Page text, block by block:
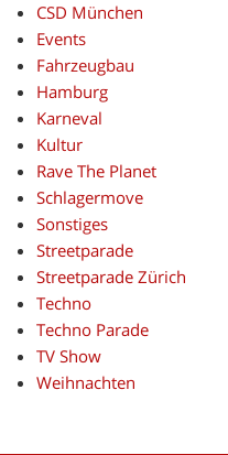
CSD München
Events
Fahrzeugbau
Hamburg
Karneval
Kultur
Rave The Planet
Schlagermove
Sonstiges
Streetparade
Streetparade Zürich
Techno
Techno Parade
TV Show
Weihnachten